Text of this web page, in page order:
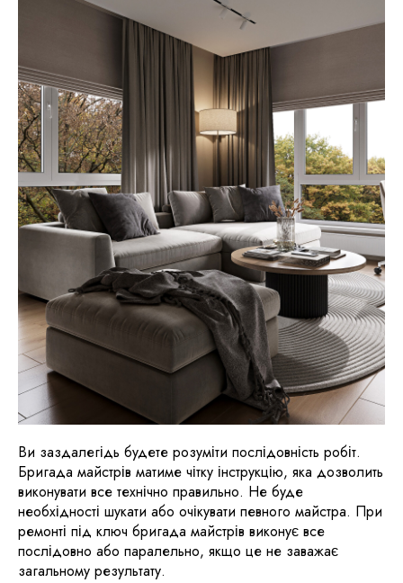
Ви заздалегідь будете розуміти послідовність робіт.
Бригада майстрів матиме чітку інструкцію, яка дозволить
виконувати все технічно правильно. Не буде
необхідності шукати або очікувати певного майстра. При
ремонті під ключ бригада майстрів виконує все
послідовно або паралельно, якщо це не заважає
загальному результату.